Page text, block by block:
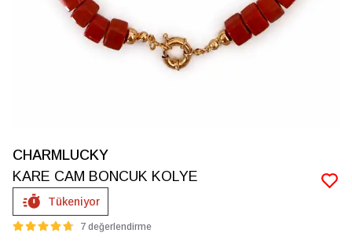
CHARMLUCKY
KARE CAM BONCUK KOLYE
Tükeniyor
7 değerlendirme